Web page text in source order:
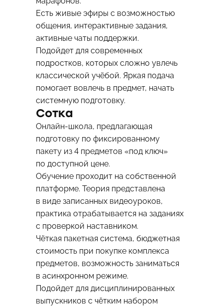
Есть живые эфиры с возможностью
общения, интерактивные задания,
активные чаты поддержки.
Подойдет для современных
подростков, которых сложно увлечь
классической учёбой. Яркая подача
помогает вовлечь в предмет, начать
системную подготовку.
Сотка
Онлайн-школа, предлагающая
подготовку по фиксированному
пакету из 4 предметов «под ключ»
по доступной цене.
Обучение проходит на собственной
платформе. Теория представлена
в виде записанных видеоуроков,
практика отрабатывается на заданиях
с проверкой наставником.
Чёткая пакетная система, бюджетная
стоимость при покупке комплекса
предметов, возможность заниматься
в асинхронном режиме.
Подойдет для дисциплинированных
выпускников с чётким набором